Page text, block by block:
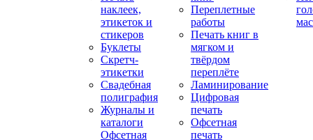
наклеек,
этикеток и
стикеров
Буклеты
Скретч-
этикетки
Свадебная
полиграфия
Журналы и
каталоги
Офсетная
Переплетные
работы
Печать книг в
мягком и
твёрдом
переплёте
Ламинирование
Цифровая
печать
Офсетная
печать